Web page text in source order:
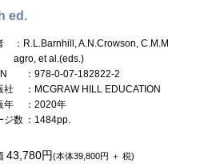
ed.
：R.L.Barnhill, A.N.Crowson, C.M.M
agro, et al.(eds.)
：978-0-07-182822-2
社
：MCGRAW HILL EDUCATION
年
：2020年
ジ数 ：1484pp.
43,780円(本体39,800円 ＋ 税)